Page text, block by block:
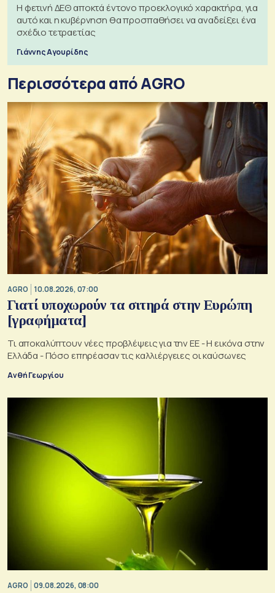
Η φετινή ΔΕΘ αποκτά έντονο προεκλογικό χαρακτήρα, για
αυτό και η κυβέρνηση θα προσπαθήσει να αναδείξει ένα
σχέδιο τετραετίας
Γιάννης Αγουρίδης
Περισσότερα από AGRO
AGRO 10.08.2026, 07:00
Γιατί υποχωρούν τα σιτηρά στην Ευρώπη
[γραφήματα]
Τι αποκαλύπτουν νέες προβλέψεις για την ΕΕ - Η εικόνα στην
Ελλάδα - Πόσο επηρέασαν τις καλλιέργειες οι καύσωνες
Ανθή Γεωργίου
AGRO 09.08.2026, 08:00